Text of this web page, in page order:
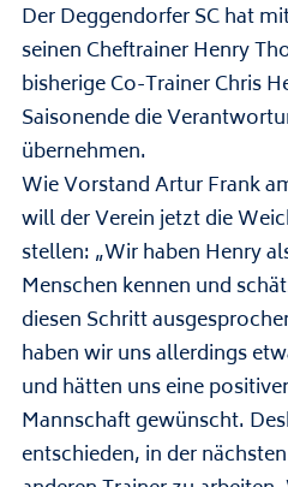
Der Deggendorfer SC hat
seinen Cheftrainer Henry
bisherige Co-Trainer Chris
Saisonende die
übernehmen.
Wie Vorstand Artur Frank
will der Verein jetzt die
stellen: „Wir haben Henry
Menschen kennen und
diesen Schritt
haben wir uns allerdings
und hätten uns eine
Mannschaft gewünscht.
entschieden, in der